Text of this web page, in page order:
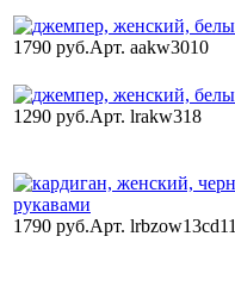
1790 руб.Арт. aakw3010
1290 руб.Арт. lrakw318
1790 руб.Арт. lrbzow13cd11